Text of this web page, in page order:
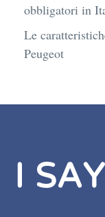
obbligatori in
Le
Peugeot